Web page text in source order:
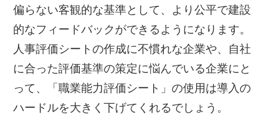
偏らない客観的な基準として、より公平で建設
的なフィードバックができるようになります。
人事評価シートの作成に不慣れな企業や、自社
に合った評価基準の策定に悩んでいる企業にと
って、「職業能力評価シート」の使用は導入の
ハードルを大きく下げてくれるでしょう。